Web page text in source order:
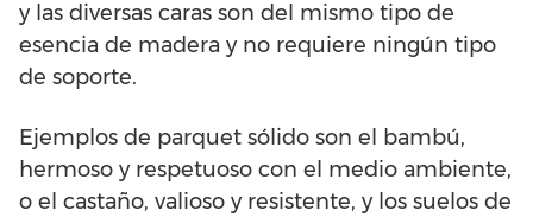
y las diversas caras son del mismo tipo de
esencia de madera y no requiere ningún tipo
de soporte.
Ejemplos de parquet sólido son el bambú,
hermoso y respetuoso con el medio ambiente,
o el castaño, valioso y resistente, y los suelos de